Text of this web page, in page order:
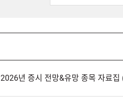
2026년증시전망&유망종목자료집